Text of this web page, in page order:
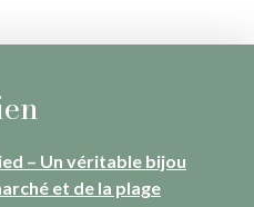
– Un véritable bijou
et de la plage